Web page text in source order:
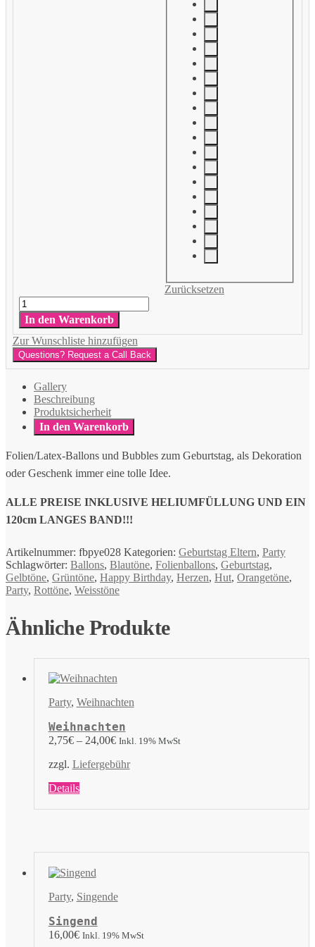
Zurücksetzen
Geburtstag
Erwachsene
Menge
In den Warenkorb
Zur Wunschliste hinzufügen
Questions? Request a Call Back
Gallery
Beschreibung
Produktsicherheit
In den Warenkorb
Folien/Latex-Ballons und Bubbles zum Geburtstag, als Dekoration
oder Geschenk immer eine tolle Idee.
ALLE PREISE INKLUSIVE HELIUMFÜLLUNG UND EIN
120cm LANGES BAND!!!
Artikelnummer: fbpye028 Kategorien: Geburtstag Eltern, Party
Schlagwörter: Ballons, Blautöne, Folienballons, Geburtstag,
Gelbtöne, Grüntöne, Happy Birthday, Herzen, Hut, Orangetöne,
Party, Rottöne, Weisstöne
Ähnliche Produkte
Party, Weihnachten
Weihnachten
2,75€– 24,00€ Inkl. 19% MwSt
zzgl. Liefergebühr
DetailsDieses
weist
auf.
Optionen
auf
Produktseite
gewählt
Party, Singende
Singend
16,00€ Inkl. 19% MwSt